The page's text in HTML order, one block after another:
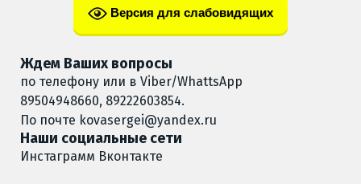
Версия для слабовидящих
Ждем Ваших вопросы
по телефону или в Viber/WhattsApp
89504948660, 89222603854.
По почте kovasergei@yandex.ru
Наши социальные сети
Инстаграмм Вконтакте